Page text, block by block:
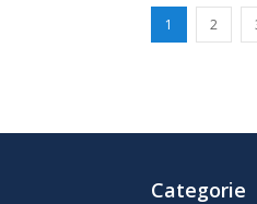
1 2
Categorie